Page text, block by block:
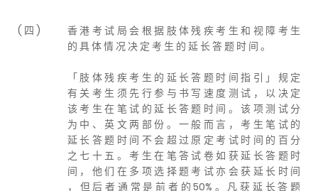
( 四 )
香 港 考 试 局 会 根 据 肢 体 残 疾 考 生 和 视 障 考 生
的 具 体 情 况 决 定 考 生 的 延 长 答 题 时 间 。
「 肢 体 残 疾 考 生 的 延 长 答 题 时 间 指 引 」 规 定
有 关 考 生 须 先 行 参 与 书 写 速 度 测 试 ， 以 决 定
该 考 生 在 笔 试 的 延 长 答 题 时 间 。 该 项 测 试 分
为 中 、 英 文 两 部 份 。 一 般 而 言 ， 考 生 笔 试 的
延 长 答 题 时 间 不 会 超 过 原 定 考 试 时 间 的 百 分
之 七 十 五 。 考 生 在 笔 答 试 卷 如 获 延 长 答 题 时
间 ， 他 们 在 多 项 选 择 题 考 试 亦 会 获 延 长 时 间
， 但 后 者 通 常 是 前 者 的 50% 。 凡 获 延 长 答 题